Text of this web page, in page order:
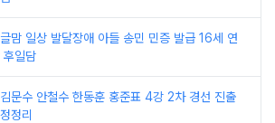
맘 일상 발달장애 아들 송민 민증 발급 16세 연
후일담
문수 안철수 한동훈 홍준표 4강 2차 경선 진출
정리